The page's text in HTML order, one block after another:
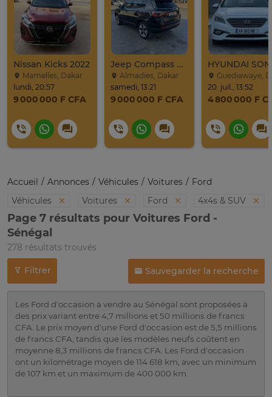
Nissan Kicks 2022
Mamelles, Dakar
lundi, 20:57
9 000 000 F CFA
Jeep Compass SUV Noir Essence Automatique
Almadies, Dakar
samedi, 13:21
9 000 000 F CFA
Guediawaye,
20. juil., 13:52
4 800 000 F
Accueil Annonces Véhicules Voitures
Ford
Véhicules
Voitures Ford 4x4s & SUV
Page 7 résultats pour Voitures Ford -
Sénégal
278 résultats trouvés
Filtrer Sauvegarder la recherche
Les Ford d'occasion à vendre au Sénégal sont proposées à
des prix variant entre 4,7 millions et 50 millions de francs
CFA. Le prix moyen d'une Ford d'occasion est de 5,5 millions
de francs CFA, tandis que les modèles neufs coûtent en
moyenne 8,3 millions de francs CFA. Les Ford d'occasion
ont un kilométrage moyen de 114 618 km, avec un minimum
de 107 km et un maximum de 400 000 km.